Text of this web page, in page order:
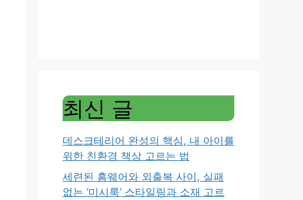
최신 글
데스크테리어 완성의 핵심, 내 아이를
위한 친환경 책상 고르는 법
세련된 홈웨어와 외출복 사이, 실패
없는 ‘미시룩’ 스타일링과 소재 고르